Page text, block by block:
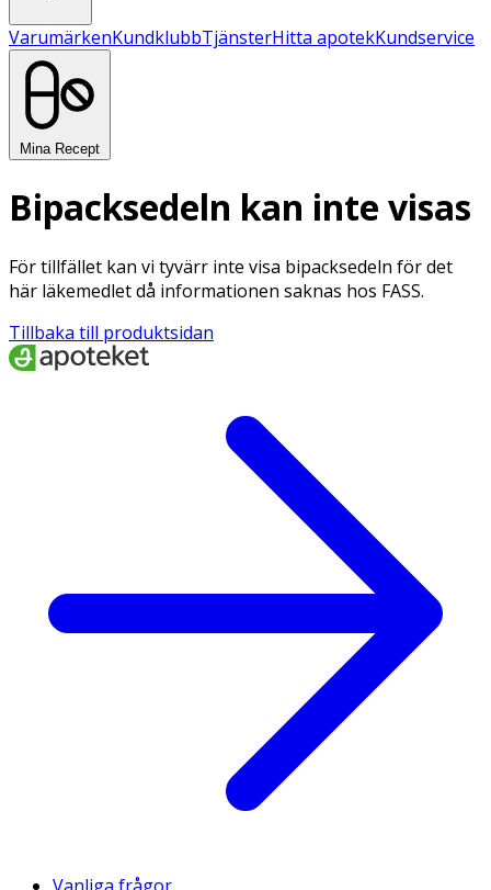
VarumärkenKundklubbTjänsterHitta apotekKundservice
Mina Recept
Bipacksedeln kan inte visas
För tillfället kan vi tyvärr inte visa bipacksedeln för det
här läkemedlet då informationen saknas hos FASS.
Tillbaka till produktsidan